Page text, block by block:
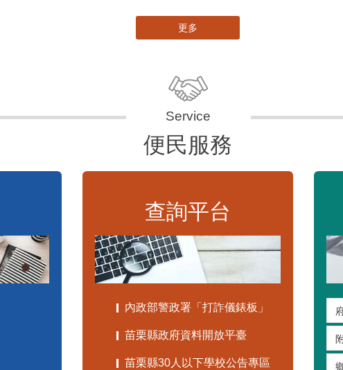
更多
便民服務
查詢平台
內政部警政署「打詐儀錶板」
苗栗縣政府資料開放平臺
苗栗縣30人以下學校公告專區